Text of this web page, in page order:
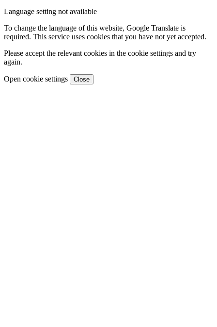
Language setting not available
To change the language of this website, Google Translate is
required. This service uses cookies that you have not yet accepted.
Please accept the relevant cookies in the cookie settings and try
again.
Open cookie settings Close